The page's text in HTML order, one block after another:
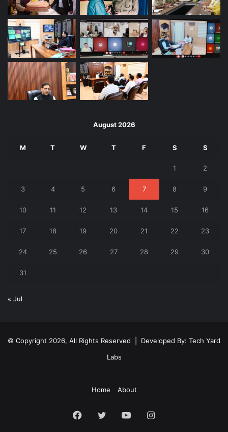
August 2026
M T W T F S S
1 2
3 4 5 6 7 8 9
10 11 12 13 14 15 16
17 18 19 20 21 22 23
24 25 26 27 28 29 30
31
« Jul
© Copyright 2026, All Rights Reserved | Developed By: Tech Yard
Labs
Home About
Facebook
Twitter YouTubeInstagram